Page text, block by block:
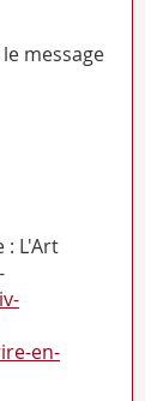
message
: L'Art
en-